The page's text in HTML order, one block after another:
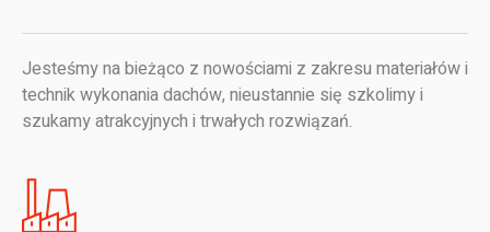
Jesteśmy na bieżąco z nowościami z zakresu materiałów i
technik wykonania dachów, nieustannie się szkolimy i
szukamy atrakcyjnych i trwałych rozwiązań.